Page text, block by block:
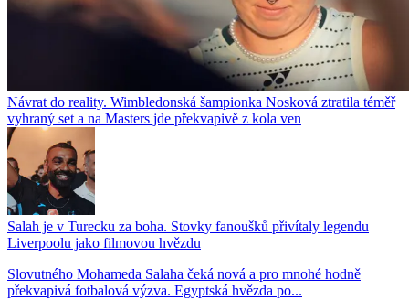
Návrat do reality. Wimbledonská šampionka Nosková ztratila téměř
vyhraný set a na Masters jde překvapivě z kola ven
Salah je v Turecku za boha. Stovky fanoušků přivítaly legendu
Liverpoolu jako filmovou hvězdu
Slovutného Mohameda Salaha čeká nová a pro mnohé hodně
překvapivá fotbalová výzva. Egyptská hvězda po...